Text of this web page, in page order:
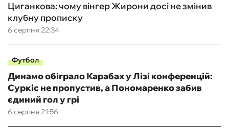
6 серпня 22:34
Циганкова: чому вінгер Жирони досі не змінив
клубну прописку
Футбол
6 серпня 21:56
Динамо обіграло Карабах у Лізі конференцій:
Суркіс не пропустив, а Пономаренко забив
єдиний гол у грі